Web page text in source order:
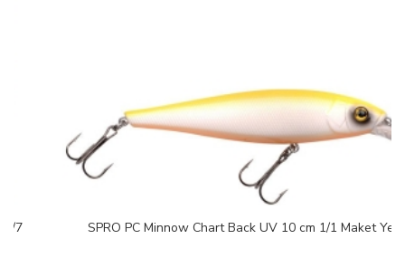
SPRO PC Minnow Chart Back UV 10 cm 1/1 Maket Yem